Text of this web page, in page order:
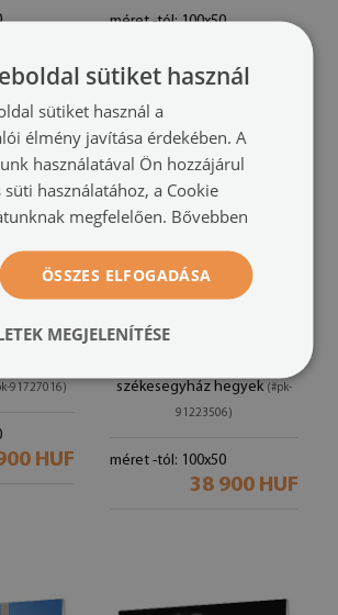
méret -tól: 100x50
panel
91727016)
HUF
Konyhai üveg panel
székesegyház hegyek (#pk-
91223506)
méret -tól: 100x50
38 900 HUF
sütiket használ
sütiket használ a
élmény javítása érdekében. A
használatával Ön hozzájárul
süti használatához, a Cookie
megfelelően. Bővebben
ÖSSZES ELFOGADÁSA
MEGJELENÍTÉSE